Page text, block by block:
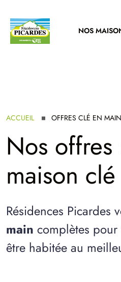
NOS
ACCUEIL OFFRES CLÉ EN MAIN
Nos
maison
Résidences Picardes
main complètes
être habitée au